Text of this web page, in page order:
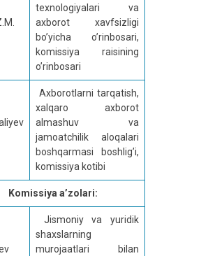
texnologiyalari va
axborot xavfsizligi
bo’yicha o’rinbosari,
komissiya raisining
o’rinbosari
Axborotlarni tarqatish,
xalqaro axborot
almashuv va
jamoatchilik aloqalari
boshqarmasi boshlig’i,
komissiya kotibi
Komissiya a’zolari:
Jismoniy va yuridik
shaxslarning
murojaatlari bilan